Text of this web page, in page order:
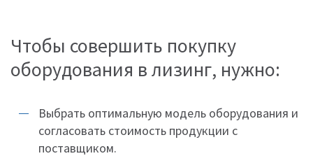
Чтобы совершить покупку
оборудования в лизинг, нужно:
Выбрать оптимальную модель оборудования и
согласовать стоимость продукции с
поставщиком.